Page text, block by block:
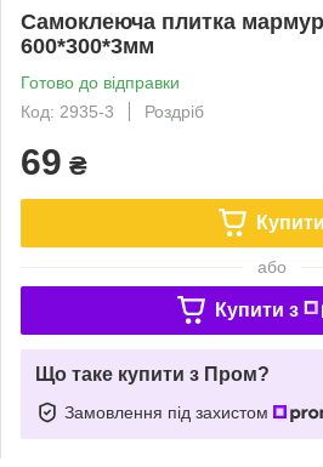
Самоклеюча плитка
600*300*3мм
Готово до відправки
Код: 2935-3
Роздріб
69 ₴
Купити
або
Купити з
Що таке купити з Пром?
Замовлення під захистом